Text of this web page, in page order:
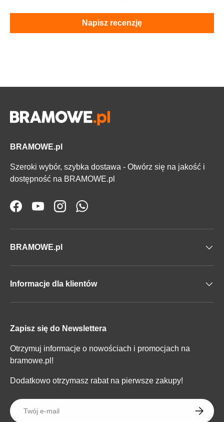
Napisz recenzję
BRAMOWE.pl
Szeroki wybór, szybka dostawa - Otwórz się na jakość i
dostępność na BRAMOWE.pl
FacebookYouTubeInstagramWhatsApp
BRAMOWE.pl
Informacje dla klientów
Zapisz się do Newslettera
Otrzymuj informacje o nowościach i promocjach na
bramowe.pl!
Dodatkowo otrzymasz rabat na pierwsze zakupy!
E-mail